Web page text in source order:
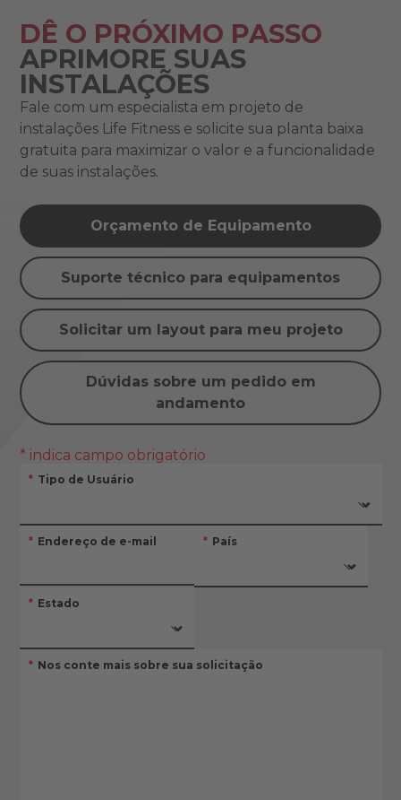
DÊ O PRÓXIMO PASSO
APRIMORE SUAS
INSTALAÇÕES
Fale com um especialista em projeto de
instalações Life Fitness e solicite sua planta baixa
gratuita para maximizar o valor e a funcionalidade
de suas instalações.
Orçamento de Equipamento
Suporte técnico para equipamentos
Solicitar um layout para meu projeto
Dúvidas sobre um pedido em
andamento